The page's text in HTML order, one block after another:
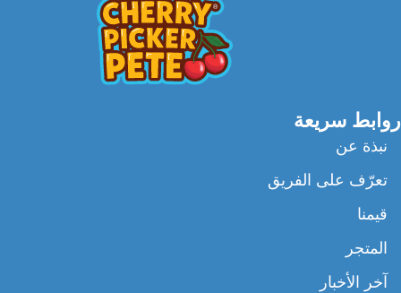
روابط سريعة
نبذة عن
تعرّف على الفريق
قيمنا
المتجر
آخر الأخبار